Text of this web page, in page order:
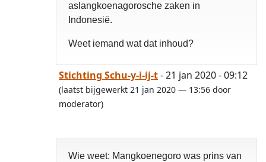
aslangkoenagorosche zaken in
Indonesië.
Weet iemand wat dat inhoud?
Stichting Schu-y-i-ij-t- 21 jan 2020 - 09:12
(laatst bijgewerkt 21 jan 2020 — 13:56 door
moderator)
Wie weet: Mangkoenegoro was prins van